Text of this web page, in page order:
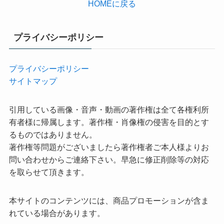
HOMEに戻る
プライバシーポリシー
プライバシーポリシー
サイトマップ
引用している画像・音声・動画の著作権は全て各権利所
有者様に帰属します。著作権・肖像権の侵害を目的とす
るものではありません。
著作権等問題がございましたら著作権者ご本人様よりお
問い合わせからご連絡下さい。早急に修正削除等の対応
を取らせて頂きます。
本サイトのコンテンツには、商品プロモーションが含ま
れている場合があります。